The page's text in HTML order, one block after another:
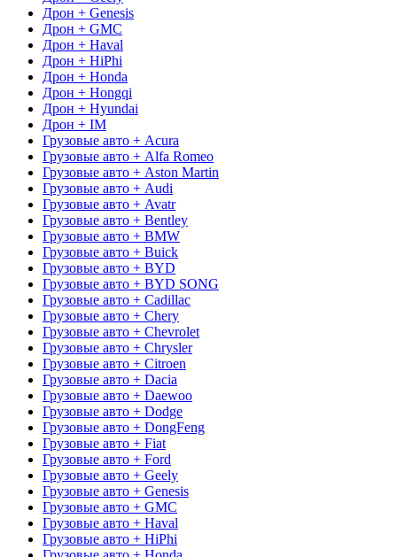
Дрон + Genesis
Дрон + GMC
Дрон + Haval
Дрон + HiPhi
Дрон + Honda
Дрон + Hongqi
Дрон + Hyundai
Дрон + IM
Грузовые авто + Acura
Грузовые авто + Alfa Romeo
Грузовые авто + Aston Martin
Грузовые авто + Audi
Грузовые авто + Avatr
Грузовые авто + Bentley
Грузовые авто + BMW
Грузовые авто + Buick
Грузовые авто + BYD
Грузовые авто + BYD SONG
Грузовые авто + Cadillac
Грузовые авто + Chery
Грузовые авто + Chevrolet
Грузовые авто + Chrysler
Грузовые авто + Citroen
Грузовые авто + Dacia
Грузовые авто + Daewoo
Грузовые авто + Dodge
Грузовые авто + DongFeng
Грузовые авто + Fiat
Грузовые авто + Ford
Грузовые авто + Geely
Грузовые авто + Genesis
Грузовые авто + GMC
Грузовые авто + Haval
Грузовые авто + HiPhi